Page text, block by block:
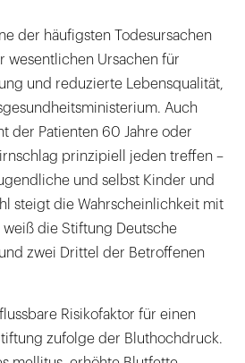
der häufigsten Todesursachen
wesentlichen Ursachen für
und reduzierte Lebensqualität,
Auch
der Patienten 60 Jahre oder
prinzipiell jeden treffen –
und selbst Kinder und
steigt die Wahrscheinlichkeit mit
die Stiftung Deutsche
zwei Drittel der Betroffenen
Risikofaktor für einen
zufolge der Bluthochdruck.